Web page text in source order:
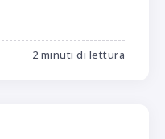
2 minuti di lettura